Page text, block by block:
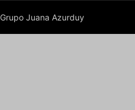
Juana Azurduy